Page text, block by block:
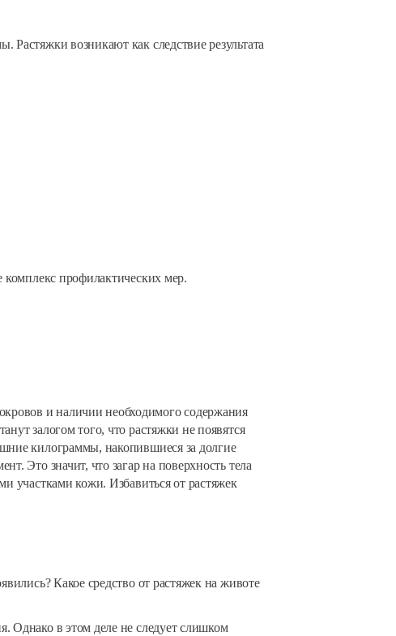
возникают как следствие результата
комплекс профилактических мер.
и наличии необходимого содержания
залогом того, что растяжки не появятся
килограммы, накопившиеся за долгие
Это значит, что загар на поверхность тела
участками кожи. Избавиться от растяжек
Какое средство от растяжек на животе
Однако в этом деле не следует слишком